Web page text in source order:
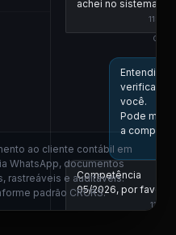
achei no sistema.
11:00
Entendi!
verificar
você.
Pode me
a
Competência
05/2026, por favor.
11:01
ao cliente contábil em
WhatsApp, documentos
rastreáveis e auditáveis.
padrão CRCRS.